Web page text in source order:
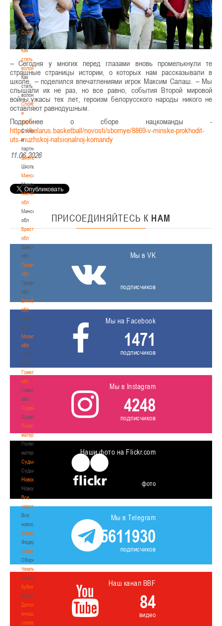
материалы
Тренерам
Тренерам
Сотрудничество
Сотрудничество
Как
стать
волонтером
Как
стать
волонтером
Спонсоры
и
партнеры
Спонсоры
и
партнеры
Школы
Школы
Минск
Минск
Минская
обл
Минская
обл
Брестская
обл
Брестская
обл
Гродненская
обл
Гродненская
обл
Витебская
обл
Витебская
обл
Могилевская
обл
Могилевская
обл
Гомельская
обл
Гомельская
обл
Судейство
Судейство
Полезные
материалы
Полезные
материалы
Судьи
Судьи
Новости
Новости
Все
новости
Все
новости
Федерация
Федерация
Сборные
Сборные
Чемпионат
Чемпионат
Кубок
Кубок
Детско-
юношеские
соревнования
–Сегодня у многих перед глазами вновь промелькнули те
страшные страницы истории, о которых нам рассказывали в
школе, –поделился впечатлениями игрок Максим Салаш. –Мы
слышали их не раз, но все равно, события Второй мировой
войны,ужасы тех лет, героизм белорусского народы никого не
оставляют равнодушным.
Подробнее о сборе нацкоманды -
https://belarus.basketball/novosti/sbornye/8869-v-minske-prokhodit-
uts-muzhskoj-natsionalnoj-komandy
11.06.2026
ПРИСОЕДИНЯЙТЕСЬ К НАМ
Мы в VK
подписчиков
Мы на Facebook
1471
подписчиков
Мы в Instagram
4248
подписчиков
Наши фото на Flickr.com
фото
Мы в Telegram
5611930
подписчиков
Наш канал BBF
84
видео